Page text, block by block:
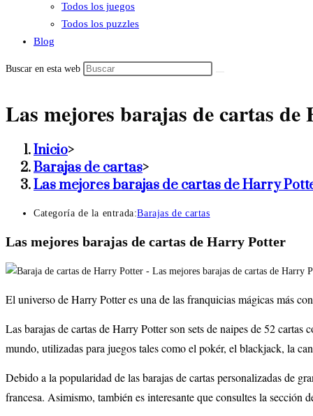
Todos los juegos
Todos los puzzles
Blog
Buscar en esta web
Las mejores barajas de cartas
Inicio>
Barajas de cartas>
Las mejores barajas de cartas de Harry
Categoría de la entrada:Barajas de cartas
Las mejores barajas de cartas de Harry Potter
El universo deHarry Potteres una de las franquicias mágicas más
Las barajas de cartas deHarry Potterson sets de naipes de 52 cartas
mundo, utilizadas para juegos tales como el pokér, el blackjack, la
Debido a la popularidad de las barajas de cartas personalizadas de
francesa. Asimismo, también es interesante que consultes la sección